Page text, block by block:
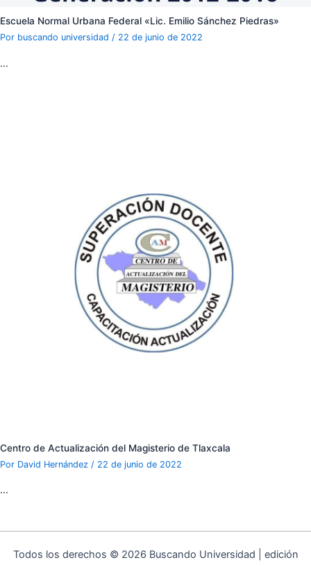
Escuela Normal Urbana Federal «Lic. Emilio Sánchez Piedras»
Por buscando universidad / 22 de junio de 2022
…
Centro de Actualización del Magisterio de Tlaxcala
Por David Hernández / 22 de junio de 2022
…
Todos los derechos © 2026 Buscando Universidad | edición